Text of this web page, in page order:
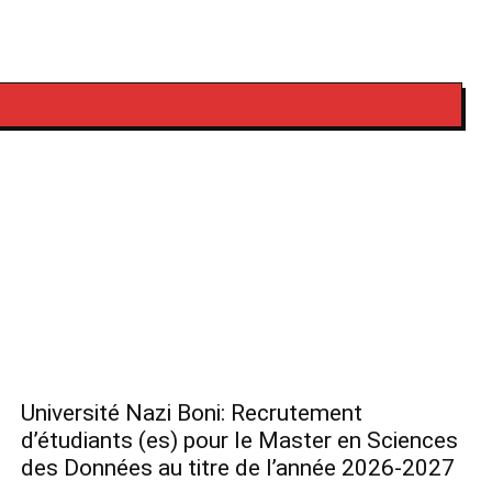
Université Nazi Boni: Recrutement
d’étudiants (es) pour le Master en Sciences
des Données au titre de l’année 2026-2027